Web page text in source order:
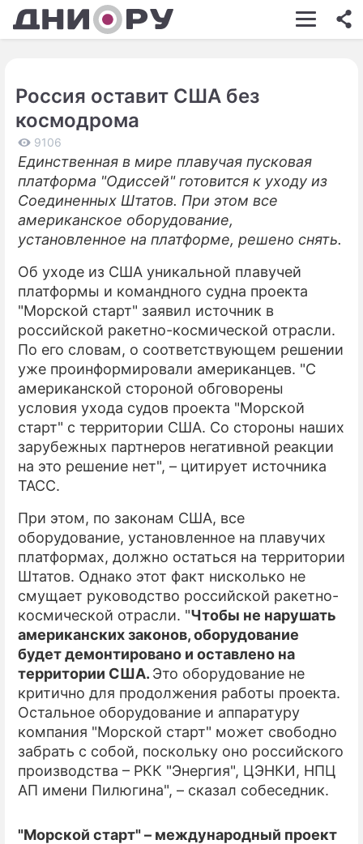
ШОУ-БИЗНЕС
КИНО
ЗДОРОВЬЕ
ЭКОНОМИКА
ПРОИСШЕСТВИЯ
СОННИК
СТИЛЬ ЖИЗНИ
СЕРИАЛЫ
ИГРЫ
ПРЕСС-РЕЛИЗЫ
О ПРОЕКТЕ
Россия оставит США без
космодрома
9106
Единственная в мире плавучая пусковая
платформа "Одиссей" готовится к уходу из
Соединенных Штатов. При этом все
американское оборудование,
установленное на платформе, решено снять.
Об уходе из США уникальной плавучей
платформы и командного судна проекта
"Морской старт" заявил источник в
российской ракетно-космической отрасли.
По его словам, о соответствующем решении
уже проинформировали американцев. "С
американской стороной обговорены
условия ухода судов проекта "Морской
старт" с территории США. Со стороны наших
зарубежных партнеров негативной реакции
на это решение нет", – цитирует источника
ТАСС.
При этом, по законам США, все
оборудование, установленное на плавучих
платформах, должно остаться на территории
Штатов. Однако этот факт нисколько не
смущает руководство российской ракетно-
космической отрасли. "Чтобы не нарушать
американских законов, оборудование
будет демонтировано и оставлено на
территории США. Это оборудование не
критично для продолжения работы проекта.
Остальное оборудование и аппаратуру
компания "Морской старт" может свободно
забрать с собой, поскольку оно российского
производства – РКК "Энергия", ЦЭНКИ, НПЦ
АП имени Пилюгина", – сказал собеседник.
"Морской старт" – международный проект